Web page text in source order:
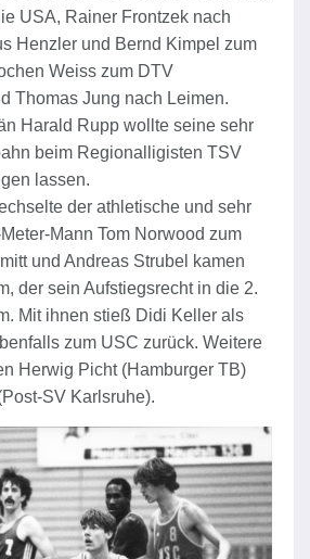
USA, Rainer Frontzek nach
Henzler und Bernd Kimpel zum
Weiss zum DTV
Thomas Jung nach Leimen.
Harald Rupp wollte seine sehr
beim Regionalligisten TSV
lassen.
der athletische und sehr
Mann Tom Norwood zum
und Andreas Strubel kamen
der sein Aufstiegsrecht in die 2.
Mit ihnen stieß Didi Keller als
zum USC zurück. Weitere
Herwig Picht (Hamburger TB)
SV Karlsruhe).